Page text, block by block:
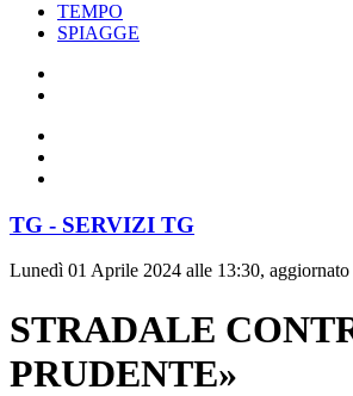
TEMPO
SPIAGGE
TG - SERVIZI TG
Lunedì 01 Aprile 2024 alle 13:30,
STRADALE
PRUDENTE»